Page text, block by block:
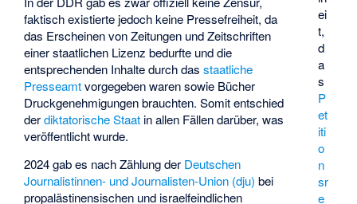
ei
t,
d
a
s
P
et
iti
o
n
sr
e
faktisch existierte jedoch keine Pressefreiheit, da
das Erscheinen von Zeitungen und Zeitschriften
einer staatlichen Lizenz bedurfte und die
entsprechenden Inhalte durch dasstaatliche
Presseamtvorgegeben waren sowie Bücher
Druckgenehmigungen brauchten. Somit entschied
derdiktatorische Staat in allen Fällen darüber, was
veröffentlicht wurde.
2024 gab es nach Zählung der Deutschen
Journalistinnen- und Journalisten-Union (dju) bei
propalästinensischen und israelfeindlichen